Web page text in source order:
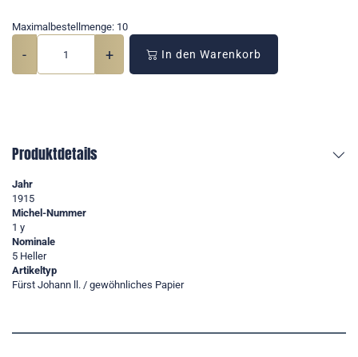
Maximalbestellmenge: 10
- + In den Warenkorb
Produktdetails
Jahr
1915
Michel-Nummer
1 y
Nominale
5 Heller
Artikeltyp
Fürst Johann ll. / gewöhnliches Papier